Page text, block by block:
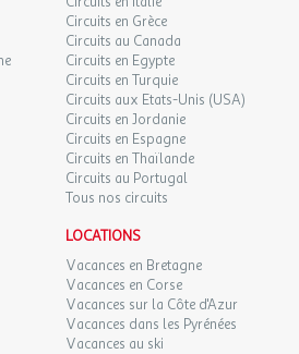
romane du XIIe siècle, le bois de
Vallon-Pont-d'Arc avec la route
et le célèbre Pont-d'Arc...ainsi
la perle d'eau (pentaglisse,
avec spa, hammam...)
sont au programme...
découvrir le village de
un dépaysement total,100% nature...
autoroute A 7 montélimar nord
autoroute A 7 montélimar sud
Retour le
06/09/2026
Retour le
07/09/2026
Retour le
09/09/2026
Circuits en Grèce
Circuits au Canada
Circuits en Egypte
Circuits en Turquie
Circuits aux Etats-Unis (USA)
Circuits en Jordanie
Circuits en Espagne
Circuits en Thaïlande
Circuits au Portugal
Tous nos circuits
LOCATIONS
Vacances en Bretagne
Vacances en Corse
Vacances sur la Côte d'Azur
Vacances dans les Pyrénées
Vacances au ski